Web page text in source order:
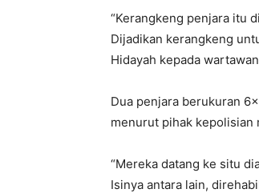
“Kerangkeng penjara itu
Dijadikan kerangkeng
Hidayah kepada
Dua penjara berukuran
menurut pihak kepolisian
“Mereka datang ke situ
Isinya antara lain,